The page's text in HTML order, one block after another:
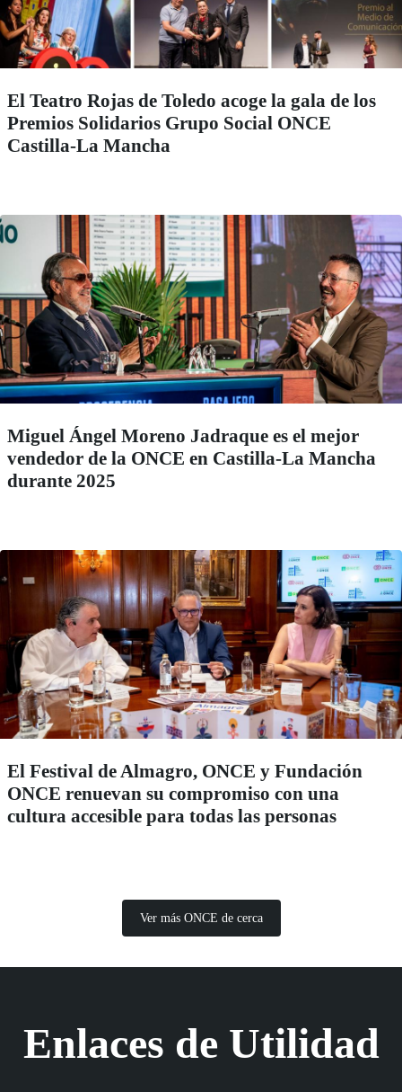
El Teatro Rojas de Toledo acoge la gala de los
Premios Solidarios Grupo Social ONCE
Castilla-La Mancha
Miguel Ángel Moreno Jadraque es el mejor
vendedor de la ONCE en Castilla-La Mancha
durante 2025
El Festival de Almagro, ONCE y Fundación
ONCE renuevan su compromiso con una
cultura accesible para todas las personas
Ver más ONCE de cerca
Enlaces de Utilidad